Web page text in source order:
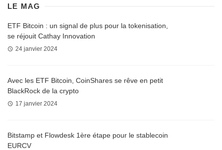
LE MAG
ETF Bitcoin : un signal de plus pour la tokenisation,
se réjouit Cathay Innovation
24 janvier 2024
Avec les ETF Bitcoin, CoinShares se rêve en petit
BlackRock de la crypto
17 janvier 2024
Bitstamp et Flowdesk 1ère étape pour le stablecoin
EURCV